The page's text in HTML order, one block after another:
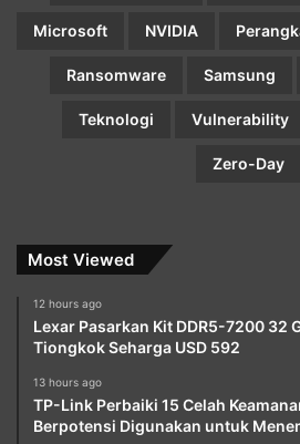
Microsoft NVIDIA
Ransomware Samsung
Teknologi Vulnerability
Zero-Day
Most Viewed
12 hours ago
Lexar Pasarkan Kit DDR5-7200 32
Tiongkok Seharga USD 592
13 hours ago
TP-Link Perbaiki 15 Celah
Berpotensi Digunakan untuk